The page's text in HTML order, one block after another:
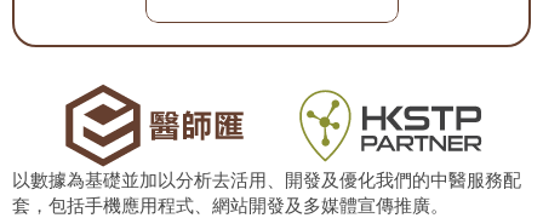
以數據為基礎並加以分析去活用、開發及優化我們的中醫服務配
套，包括手機應用程式、網站開發及多媒體宣傳推廣。